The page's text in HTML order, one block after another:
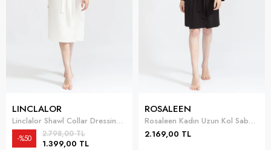
LINCLALOR
Linclalor Shawl Collar Dressing Gown L/S Kadın Sabahlık
1.399,00 TL
2.798,00 TL
%50
ROSALEEN
Rosaleen Kadın Uzun Kol Sabahlık
2.169,00 TL